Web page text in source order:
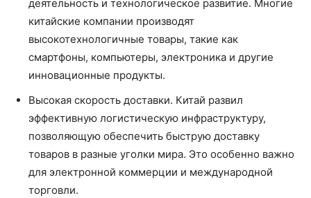
деятельность и технологическое развитие. Многие
китайские компании производят
высокотехнологичные товары, такие как
смартфоны, компьютеры, электроника и другие
инновационные продукты.
Высокая скорость доставки. Китай развил
эффективную логистическую инфраструктуру,
позволяющую обеспечить быструю доставку
товаров в разные уголки мира. Это особенно важно
для электронной коммерции и международной
торговли.